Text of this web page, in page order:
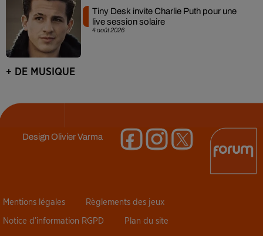
4 août 2026
Tiny Desk invite Charlie Puth pour une
live session solaire
+ DE MUSIQUE
DesignOlivier Varma
Mentions légales Règlements des jeux
Notice d’information RGPD Plan du site